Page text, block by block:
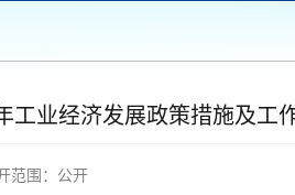
工业经济发展政策措施及工
范围：公开